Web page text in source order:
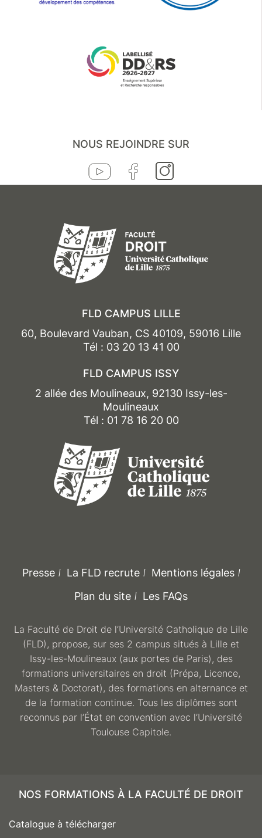
NOUS REJOINDRE SUR
FLD CAMPUS LILLE
60, Boulevard Vauban, CS 40109, 59016 Lille
Tél : 03 20 13 41 00
FLD CAMPUS ISSY
2 allée des Moulineaux, 92130 Issy-les-
Moulineaux
Tél : 01 78 16 20 00
Presse La FLD recrute
Mentions légales
Plan du site
Les FAQs
La Faculté de Droit de l’Université Catholique de Lille
(FLD), propose, sur ses 2 campus situés à Lille et
Issy-les-Moulineaux (aux portes de Paris), des
formations universitaires en droit (Prépa, Licence,
Masters & Doctorat), des formations en alternance et
de la formation continue. Tous les diplômes sont
reconnus par l’État en convention avec l’Université
Toulouse Capitole.
NOS FORMATIONS À LA FACULTÉ DE DROIT
Catalogue à télécharger